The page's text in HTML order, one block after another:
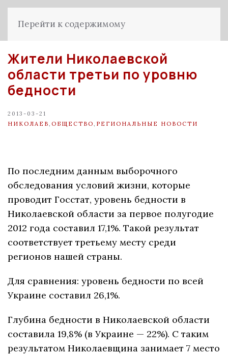
Перейти к содержимому
Жители Николаевской
области третьи по уровню
бедности
2013-03-21
НИКОЛАЕВ ОБЩЕСТВО РЕГИОНАЛЬНЫЕ НОВОСТИ
По последним данным выборочного
обследования условий жизни, которые
проводит Госстат, уровень бедности в
Николаевской области за первое полугодие
2012 года составил 17,1%. Такой результат
соответствует третьему месту среди
регионов нашей страны.
Для сравнения: уровень бедности по всей
Украине составил 26,1%.
Глубина бедности в Николаевской области
составила 19,8% (в Украине — 22%). С таким
результатом Николаевщина занимает 7 место